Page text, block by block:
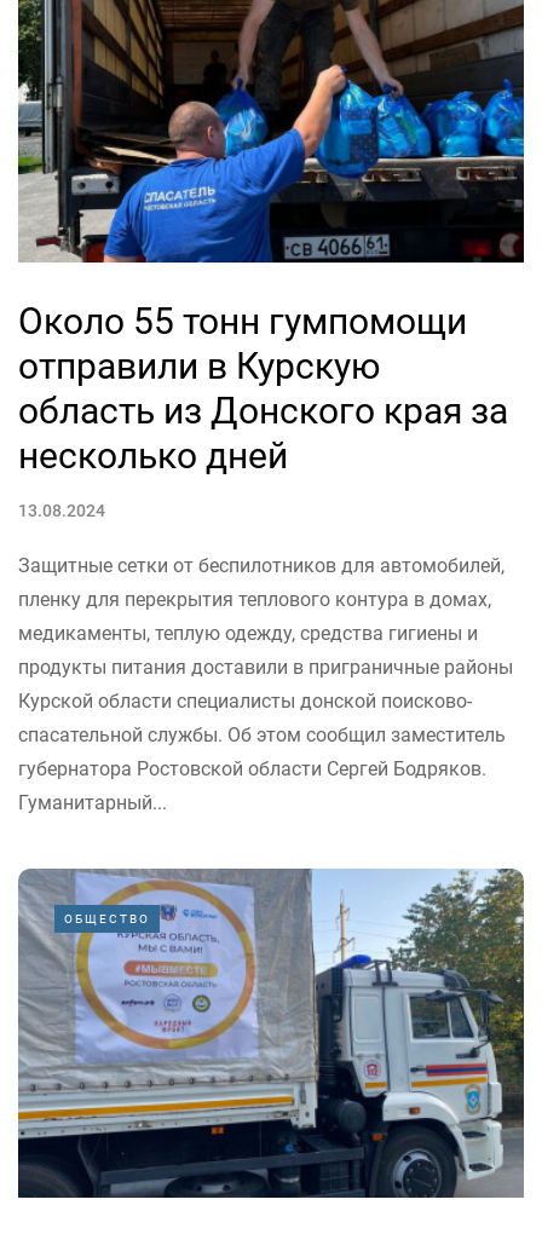
Около 55 тонн гумпомощи
отправили в Курскую
область из Донского края за
несколько дней
13.08.2024
Защитные сетки от беспилотников для автомобилей,
пленку для перекрытия теплового контура в домах,
медикаменты, теплую одежду, средства гигиены и
продукты питания доставили в приграничные районы
Курской области специалисты донской поисково-
спасательной службы. Об этом сообщил заместитель
губернатора Ростовской области Сергей Бодряков.
Гуманитарный...
ОБЩЕСТВО